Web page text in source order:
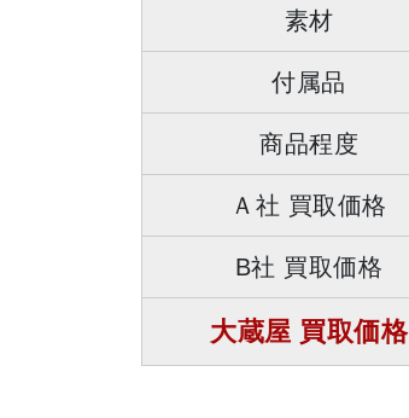
素材
付属品
商品程度
Ａ社 買取価格
B社 買取価格
大蔵屋 買取価格